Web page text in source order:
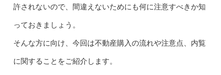
許されないので、間違えないためにも何に注意すべきか知
っておきましょう。
そんな方に向け、今回は不動産購入の流れや注意点、内覧
に関することをご紹介します。